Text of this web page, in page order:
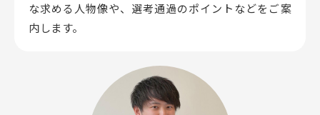
な求める人物像や、選考通過のポイントなどをご案
内します。